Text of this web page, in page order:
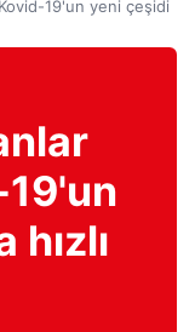
19'un yeni çeşidi
19'un